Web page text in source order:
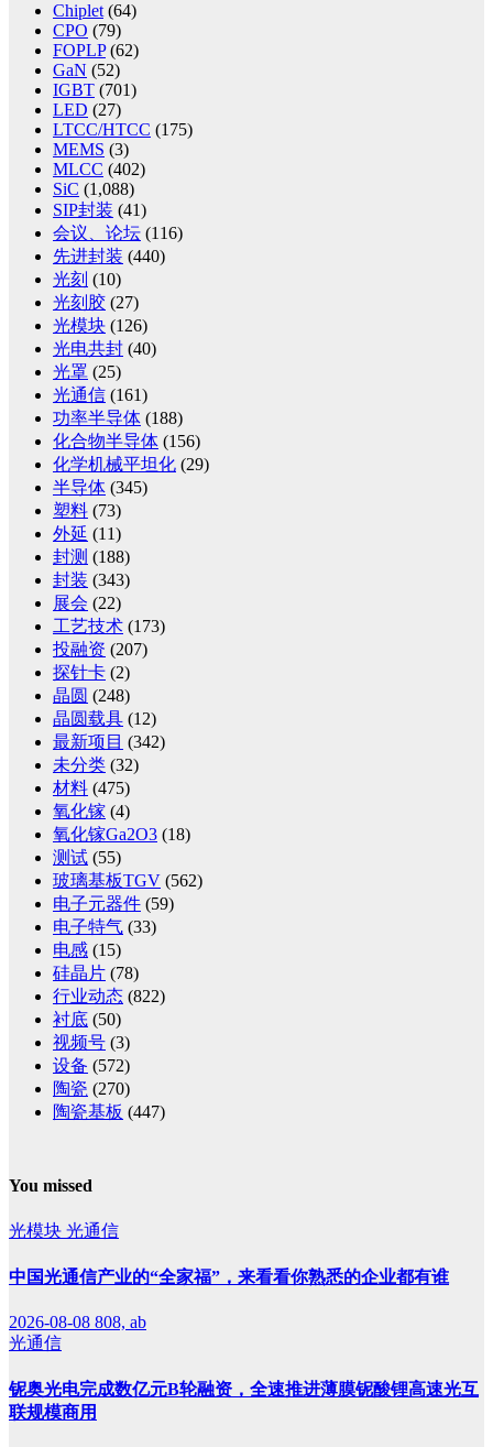
Chiplet (64)
CPO (79)
FOPLP(62)
GaN (52)
IGBT (701)
LED (27)
LTCC/HTCC (175)
MEMS (3)
MLCC (402)
SiC (1,088)
SIP封装 (41)
会议、论坛 (116)
先进封装 (440)
光刻 (10)
光刻胶 (27)
光模块 (126)
光电共封 (40)
光罩 (25)
光通信 (161)
功率半导体 (188)
化合物半导体 (156)
化学机械平坦化 (29)
半导体 (345)
塑料 (73)
外延 (11)
封测 (188)
封装 (343)
展会 (22)
工艺技术 (173)
投融资 (207)
探针卡 (2)
晶圆 (248)
晶圆载具 (12)
最新项目 (342)
未分类 (32)
材料 (475)
氧化镓 (4)
氧化镓Ga2O3 (18)
测试 (55)
玻璃基板TGV (562)
电子元器件 (59)
电子特气 (33)
电感 (15)
硅晶片 (78)
行业动态 (822)
衬底 (50)
视频号 (3)
设备 (572)
陶瓷 (270)
陶瓷基板 (447)
You missed
光模块 光通信
中国光通信产业的“全家福”，来看看你熟悉的企业都有谁
2026-08-08 808, ab
光通信
铌奥光电完成数亿元B轮融资，全速推进薄膜铌酸锂高速光互
联规模商用